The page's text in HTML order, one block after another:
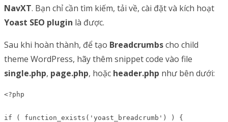
NavXT. Bạn chỉ cần tìm kiếm, tải về, cài đặt và kích hoạt
Yoast SEO plugin là được.
Sau khi hoàn thành, để tạo Breadcrumbscho child
theme WordPress, hãy thêm snippet code vào file
single.php, page.php, hoặc header.php như bên dưới:
<?php
if ( function_exists('yoast_breadcrumb') ) {